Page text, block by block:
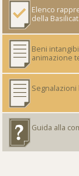
Elenco
della
Beni
animazione
Guida alla